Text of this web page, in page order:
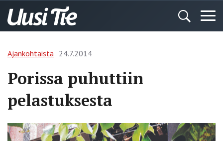
Ajankohtaista 24.7.2014
Porissa puhuttiin
pelastuksesta